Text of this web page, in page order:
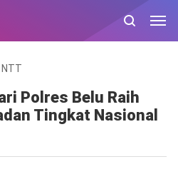
NTT
Polres Belu Raih
Tingkat Nasional